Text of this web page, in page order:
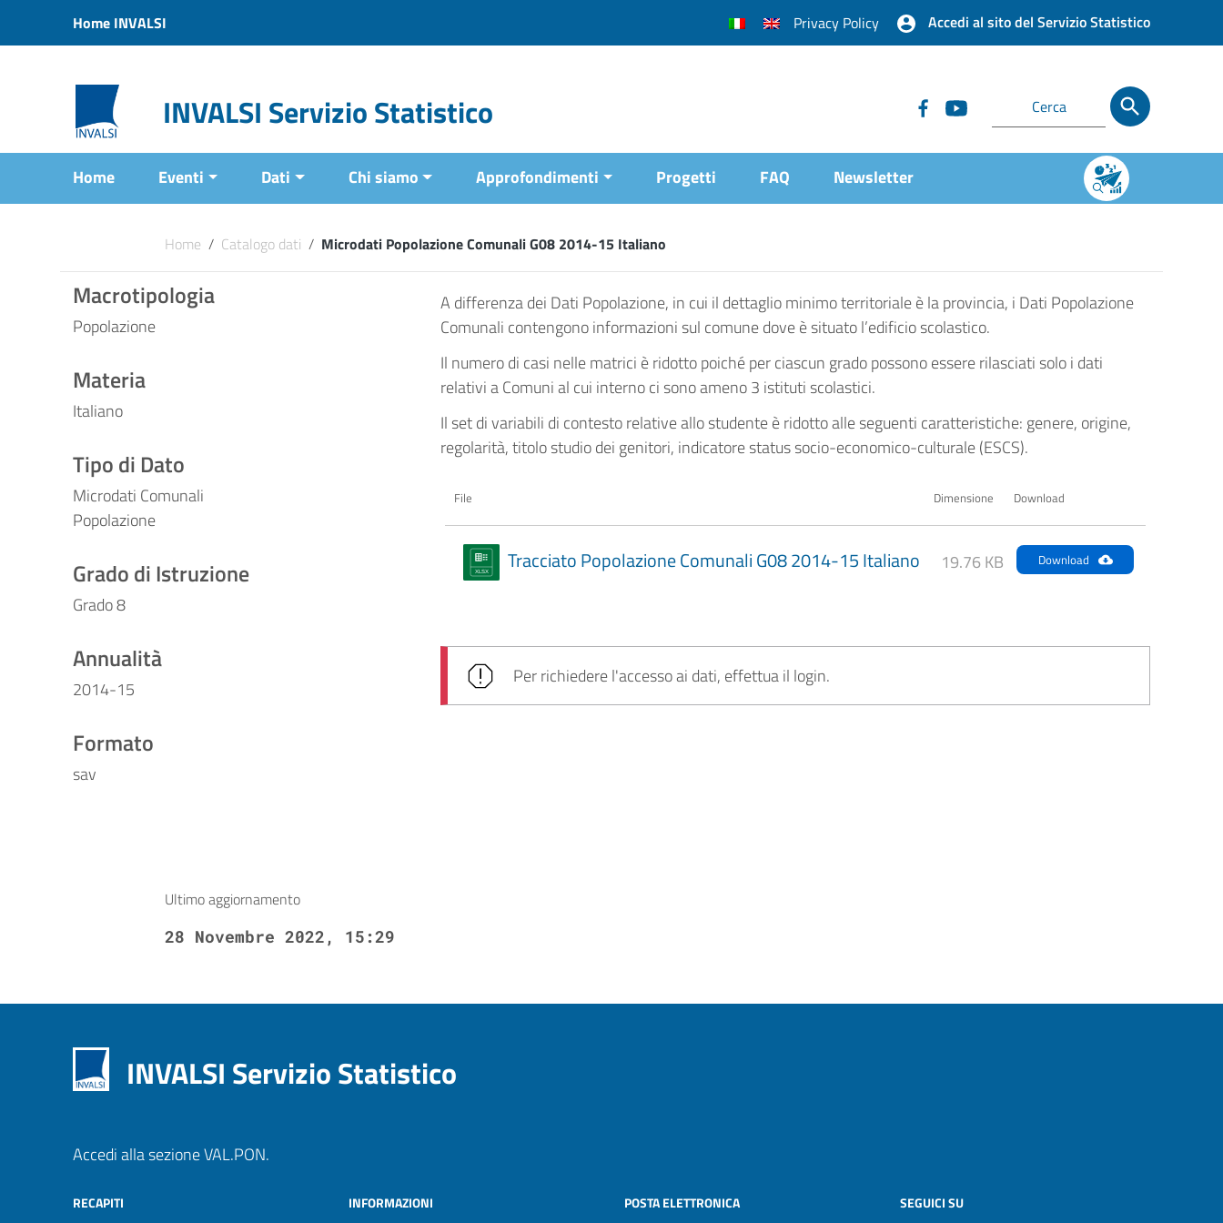
Vai al menu di navigazione
Home INVALSI Privacy Policy Accedi al sito del Servizio Statistico
INVALSI Servizio Statistico
Home Eventi Dati Chi siamo Approfondimenti Progetti FAQ Newsletter
Home / Catalogo dati / Microdati Popolazione Comunali G08 2014-15 Italiano
Macrotipologia
Popolazione
Materia
Italiano
Tipo di Dato
Microdati Comunali
Popolazione
Grado di Istruzione
Grado 8
Annualità
2014-15
Formato
sav
A differenza dei Dati Popolazione, in cui il dettaglio minimo territoriale è la provincia, i Dati Popolazione
Comunali contengono informazioni sul comune dove è situato l’edificio scolastico.
Il numero di casi nelle matrici è ridotto poiché per ciascun grado possono essere rilasciati solo i dati
relativi a Comuni al cui interno ci sono ameno 3 istituti scolastici.
Il set di variabili di contesto relative allo studente è ridotto alle seguenti caratteristiche: genere, origine,
regolarità, titolo studio dei genitori, indicatore status socio-economico-culturale (ESCS).
File Dimensione Download
Tracciato Popolazione Comunali G08 2014-15 Italiano 19.76 KB Download
Per richiedere l'accesso ai dati, effettua il login.
Ultimo aggiornamento
28 Novembre 2022, 15:29
INVALSI Servizio Statistico
Accedi alla sezione VAL.PON.
RECAPITI INFORMAZIONI POSTA ELETTRONICA SEGUICI SU